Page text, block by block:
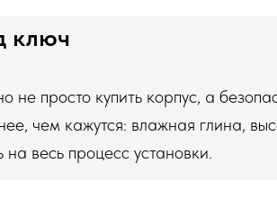
ключ
просто купить корпус, а
чем кажутся: влажная глина,
на весь процесс установки.
3